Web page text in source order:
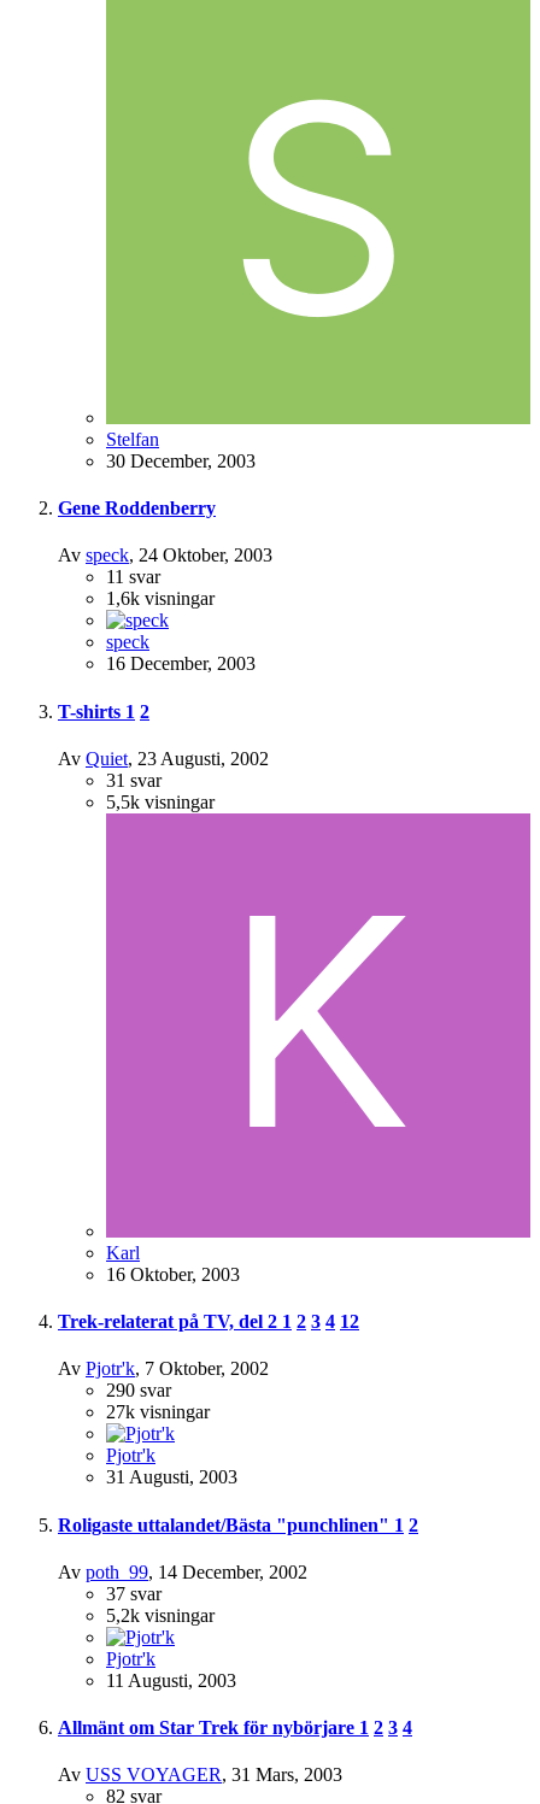
Stelfan
30 December, 2003
Gene Roddenberry
Av speck, 24 Oktober, 2003
11 svar
1,6k visningar
speck
16 December, 2003
T-shirts 1 2
Av Quiet, 23 Augusti, 2002
31 svar
5,5k visningar
Karl
16 Oktober, 2003
Trek-relaterat på TV, del 2 1 2 3 4 12
Av Pjotr'k, 7 Oktober, 2002
290 svar
27k visningar
Pjotr'k
31 Augusti, 2003
Roligaste uttalandet/Bästa "punchlinen" 1 2
Av poth_99, 14 December, 2002
37 svar
5,2k visningar
Pjotr'k
11 Augusti, 2003
Allmänt om Star Trek för nybörjare 1 2 3 4
Av USS VOYAGER, 31 Mars, 2003
82 svar